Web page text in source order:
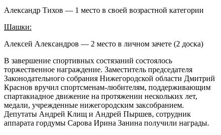
Александр Тихов — 1 место в своей возрастной категории
Шашки:
Алексей Александров — 2 место в личном зачете (2 доска)
В завершение спортивных состязаний состоялось
торжественное награждение. Заместитель председателя
Законодательного собрания Нижегородской области Дмитрий
Краснов вручил спортсменам-любителям, поддерживающим
спартакиадное движение на протяжении нескольких лет,
медали, учрежденные нижегородским заксобранием.
Депутаты Андрей Клищ и Андрей Пыршев, сотрудник
аппарата гордумы Сарова Ирина Занина получили награды.